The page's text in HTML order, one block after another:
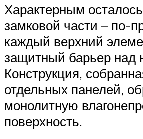
Характерным
замковой части – по-
каждый верхний
защитный барьер над
Конструкция,
отдельных панелей,
монолитную
поверхность.